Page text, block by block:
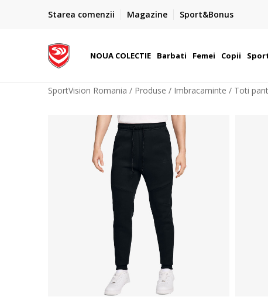
Starea comenzii Magazine Sport&Bonus
Plateste cu cardul in siguranta prin WSPay - Visa,
NOUA COLECTIE Barbati Femei Copii
SportVision Romania Produse Imbracaminte Toti